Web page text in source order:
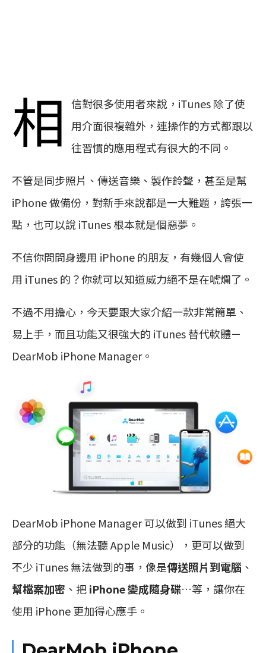
相
信對很多使用者來說，iTunes 除了使
用介面很複雜外，連操作的方式都跟以
往習慣的應用程式有很大的不同。
不管是同步照片、傳送音樂、製作鈴聲，甚至是幫
iPhone 做備份，對新手來說都是一大難題，誇張一
點，也可以說 iTunes 根本就是個惡夢。
不信你問問身邊用 iPhone 的朋友，有幾個人會使
用 iTunes 的？你就可以知道威力絕不是在唬爛了。
不過不用擔心，今天要跟大家介紹一款非常簡單、
易上手，而且功能又很強大的 iTunes 替代軟體－
DearMob iPhone Manager。
DearMob iPhone Manager 可以做到 iTunes 絕大
部分的功能（無法聽 Apple Music），更可以做到
不少 iTunes 無法做到的事，像是傳送照片到電腦 、
幫檔案加密 、把iPhone 變成隨身碟…等，讓你在
使用 iPhone 更加得心應手。